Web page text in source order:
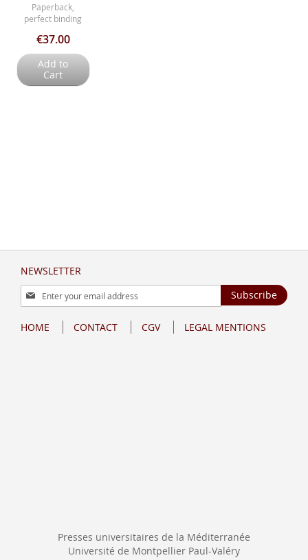
Paperback,
perfect binding
€37.00
Add to
Cart
NEWSLETTER
Sign
Up
Our
Subscribe
HOME CONTACT CGV LEGAL MENTIONS
Presses universitaires de la Méditerranée
Université de Montpellier Paul-Valéry